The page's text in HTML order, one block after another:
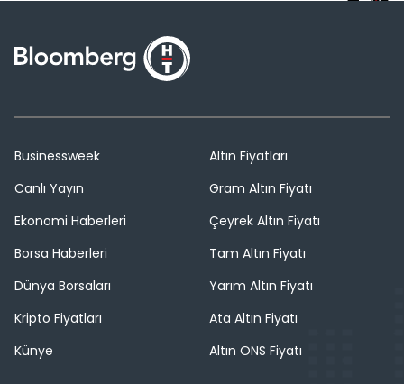
Businessweek
Canlı Yayın
Ekonomi Haberleri
Borsa Haberleri
Dünya Borsaları
Kripto Fiyatları
Künye
Altın Fiyatları
Gram Altın Fiyatı
Çeyrek Altın Fiyatı
Tam Altın Fiyatı
Yarım Altın Fiyatı
Ata Altın Fiyatı
Altın ONS Fiyatı